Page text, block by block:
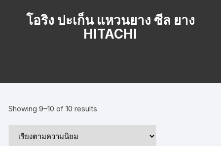
โอริง ปะเก็น แหวนยาง ซีล ยาง
HITACHI
Showing 9–10 of 10 results